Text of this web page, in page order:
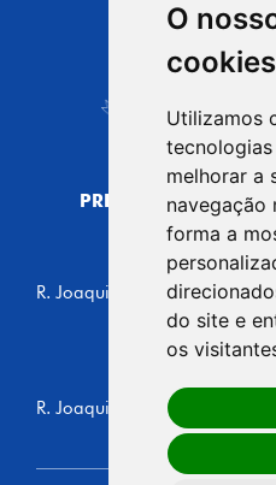
O
cookies
Utilizamos
melhorar a
navegação
forma a
do site e
os
PREFEITURA
CNPJ:
CENTRO
R. Joaquim das Neves, 211 -
CEP:
Telefone:
GABINETE
R. Joaquim das Neves, 205 -
CEP: